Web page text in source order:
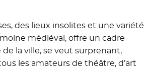
des lieux insolites et une variété
médiéval, offre un cadre
la ville, se veut surprenant,
les amateurs de théâtre, d’art